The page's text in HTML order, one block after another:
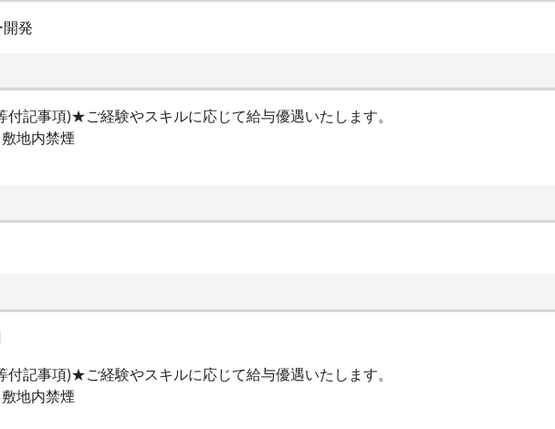
発
付記事項)★ご経験やスキルに応じて給与優遇いたします。
地内禁煙
付記事項)★ご経験やスキルに応じて給与優遇いたします。
地内禁煙